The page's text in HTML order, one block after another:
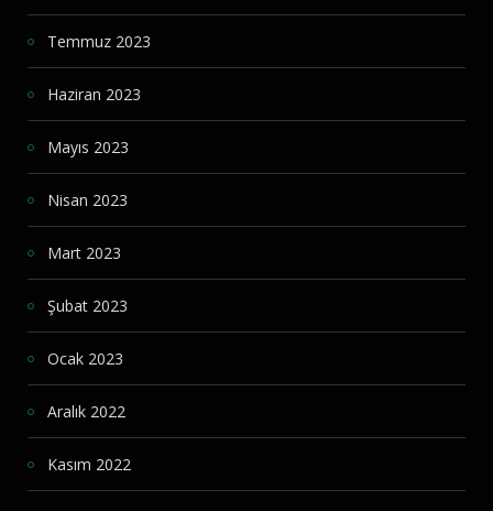
Temmuz 2023
Haziran 2023
Mayıs 2023
Nisan 2023
Mart 2023
Şubat 2023
Ocak 2023
Aralık 2022
Kasım 2022